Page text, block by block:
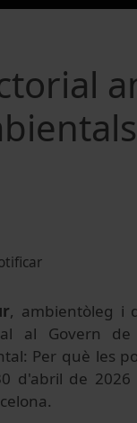
, ambientòleg i
al Govern
Per què les
d'abril de